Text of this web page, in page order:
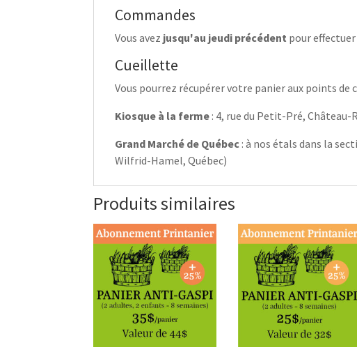
Commandes
Vous avez jusqu'au jeudi précédent pour
Cueillette
Vous pourrez récupérer votre panier aux points de
Kiosque à la ferme : 4, rue du Petit-Pré, Château-
Grand Marché de Québec : à nos étals dans la
Wilfrid-Hamel, Québec)
Produits similaires